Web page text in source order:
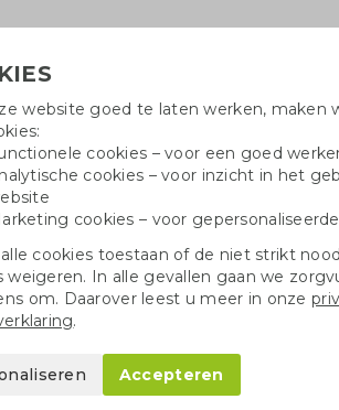
Katoenen tassen Pennen
Alles over drinkflessen
website goed te laten werken, maken
cookies – voor een goed
cookies – voor inzicht in het
cookies – voor
cookies toestaan of de niet strikt
weigeren. In alle gevallen gaan we
om. Daarover leest u meer in onze
.
Accepteren